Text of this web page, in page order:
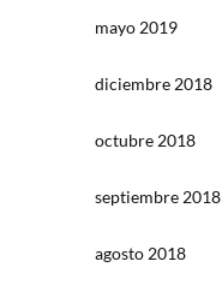
mayo 2019
diciembre 2018
octubre 2018
septiembre 2018
agosto 2018